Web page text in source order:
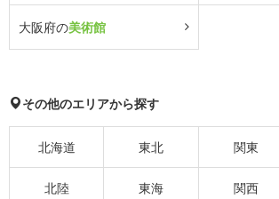
大阪府の美術館
その他のエリアから探す
北海道 東北 関東
北陸 東海 関西